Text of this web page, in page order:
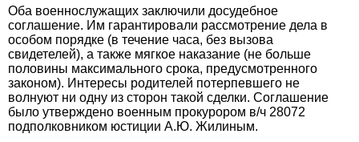
Оба военнослужащих заключили досудебное
соглашение. Им гарантировали рассмотрение дела в
особом порядке (в течение часа, без вызова
свидетелей), а также мягкое наказание (не больше
половины максимального срока, предусмотренного
законом). Интересы родителей потерпевшего не
волнуют ни одну из сторон такой сделки. Соглашение
было утверждено военным прокурором в/ч 28072
подполковником юстиции А.Ю. Жилиным.